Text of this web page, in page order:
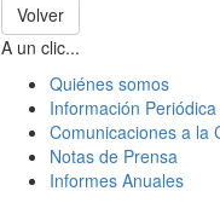
Volver
A un clic...
Quiénes somos
Información Periódica
Comunicaciones a la
Notas de Prensa
Informes Anuales